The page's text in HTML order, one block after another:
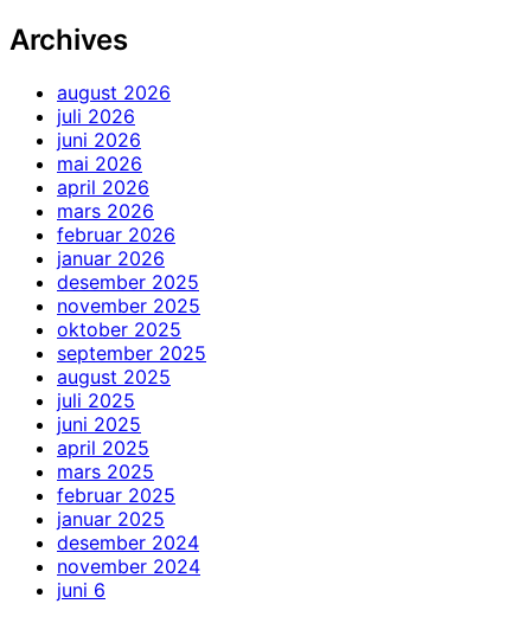
Archives
august 2026
juli 2026
juni 2026
mai 2026
april 2026
mars 2026
februar 2026
januar 2026
desember 2025
november 2025
oktober 2025
september 2025
august 2025
juli 2025
juni 2025
april 2025
mars 2025
februar 2025
januar 2025
desember 2024
november 2024
juni 6